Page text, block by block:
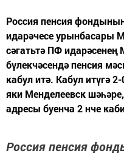
Россия пенсия
идарәчесе урынбасары
сәгатьтә ПФ
бүлекчәсендә пенсия
кабул итә. Кабул итүгә
яки Менделеевск
адресы буенча 2 нче
Россия пенсия